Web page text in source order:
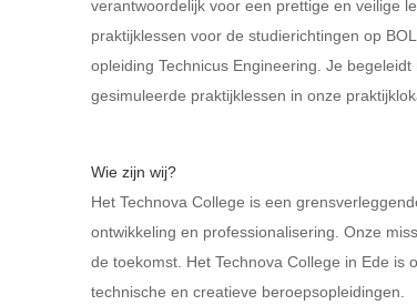
verantwoordelijk voor een prettige en veilige
praktijklessen voor de studierichtingen op
opleiding Technicus Engineering. Je
gesimuleerde praktijklessen in onze
Wie zijn wij?
Het Technova College is een
ontwikkeling en professionalisering. Onze
de toekomst. Het Technova College in Ede
technische en creatieve beroepsopleidingen.